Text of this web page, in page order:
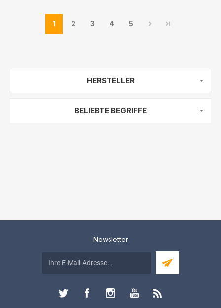
1 2 3 4 5
HERSTELLER
BELIEBTE BEGRIFFE
Newsletter